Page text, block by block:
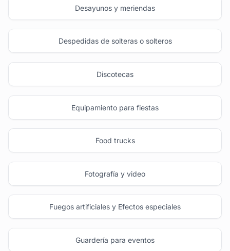
Desayunos y meriendas
Despedidas de solteras o solteros
Discotecas
Equipamiento para fiestas
Food trucks
Fotografía y video
Fuegos artificiales y Efectos especiales
Guardería para eventos